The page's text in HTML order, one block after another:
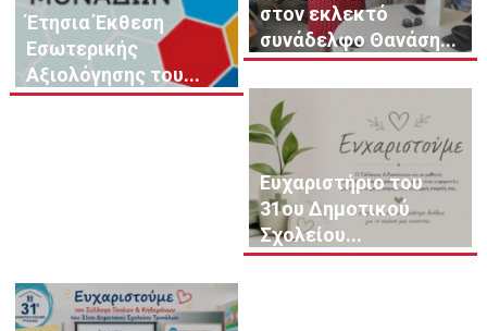
Έτησια Έκθεση
Εσωτερικής
Αξιολόγησης του...
στον εκλεκτό
συνάδελφο Θανάση...
Ευχαριστήριο του
31ου Δημοτικού
Σχολείου...